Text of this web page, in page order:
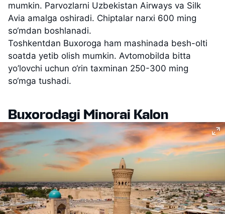
mumkin. Parvozlarni Uzbekistan Airways va Silk
Avia amalga oshiradi. Chiptalar narxi 600 ming
so‘mdan boshlanadi.
Toshkentdan Buxoroga ham mashinada besh-olti
soatda yetib olish mumkin. Avtomobilda bitta
yo’lovchi uchun o‘rin taxminan 250-300 ming
so‘mga tushadi.
Buxorodagi Minorai Kalon